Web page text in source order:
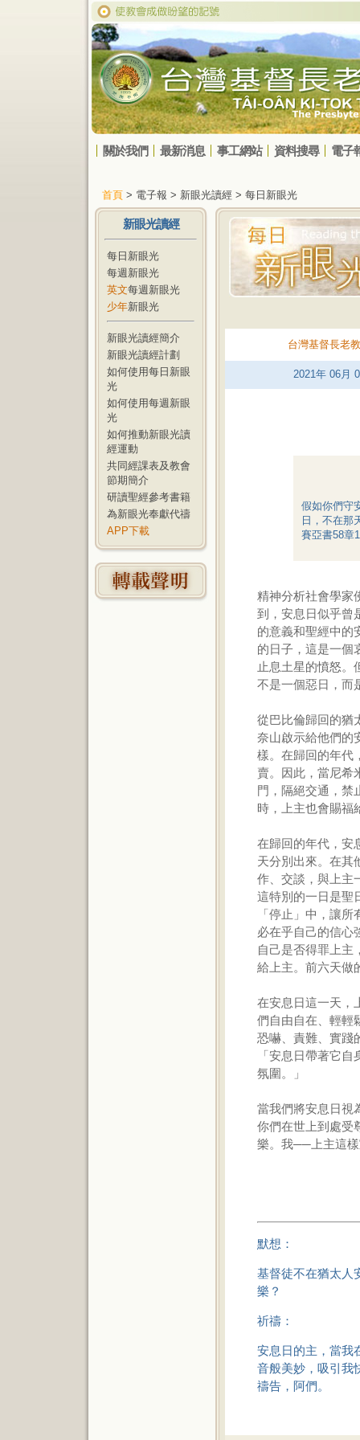
關於我們 最新消息 事工網站 資料搜尋 電子
首頁 > 電子報 > 新眼光讀經 > 每日新眼光
新眼光讀經
每日新眼光
每週新眼光
英文每週新眼光
少年新眼光
新眼光讀經簡介
新眼光讀經計劃
如何使用每日新眼
光
如何使用每週新眼
光
如何推動新眼光讀
經運動
共同經課表及教會
節期簡介
研讀聖經參考書籍
為新眼光奉獻代禱
APP下載
台灣基督長老
2021年 06月
假如你們守
日，不在那
賽亞書58章
精神分析社會學家
到，安息日似乎曾
的意義和聖經中的
的日子，這是一個
止息土星的憤怒。
不是一個惡日，而
從巴比倫歸回的猶
奈山啟示給他們的
樣。在歸回的年代
賣。因此，當尼希
門，隔絕交通，禁
時，上主也會賜福
在歸回的年代，安
天分別出來。在其
作、交談，與上主
這特別的一日是聖
「停止」中，讓
必在乎自己的信心
自己是否得罪上主
給上主。前六天做
在安息日這一天，
們自由自在、輕輕
恐嚇、責難、實踐
「安息日帶著它
氛圍。」
當我們將安息日視
你們在世上到處受
樂。我──上主這
默想：
基督徒不在猶太人
樂？
祈禱：
安息日的主，當我
音般美妙，吸引我
禱告，阿們。